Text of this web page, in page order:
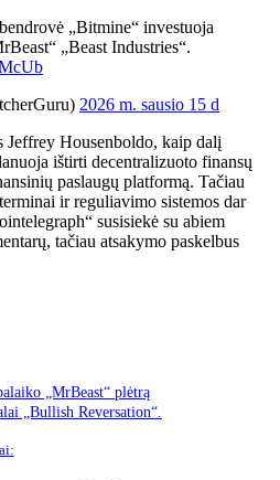
„Bitmine“ investuoja
„Beast Industries“.
2026 m. sausio 15 d
Jeffrey Housenboldo, kaip dalį
ištirti decentralizuoto finansų
paslaugų platformą. Tačiau
ir reguliavimo sistemos dar
susisiekė su abiem
tačiau atsakymo paskelbus
„MrBeast“ plėtrą
„Bullish Reversation“.